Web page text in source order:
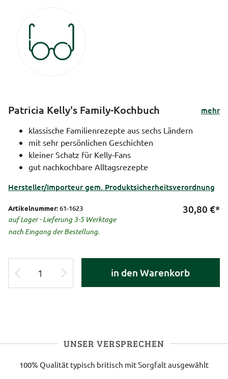
Patricia Kelly's Family-Kochbuch
mehr
klassische Familienrezepte aus sechs Ländern
mit sehr persönlichen Geschichten
kleiner Schatz für Kelly‑Fans
gut nachkochbare Alltagsrezepte
Hersteller/Importeur gem. Produktsicherheitsverordnung
Artikelnummer:61-1623
auf Lager - Lieferung 3-5 Werktage
nach Eingang der Bestellung.
30,80 €*
in den Warenkorb
UNSER VERSPRECHEN
100% Qualität typisch britisch mit Sorgfalt ausgewählt